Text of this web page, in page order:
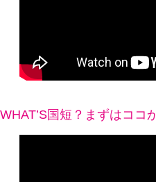
WHAT’S国短？まずはココ